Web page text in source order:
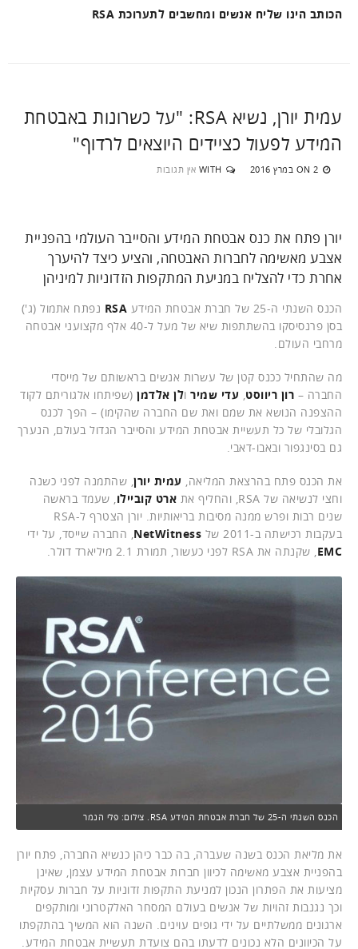
הכותב הינו שליח אנשים ומחשבים לתערוכת RSA
עמית יורן, נשיא RSA: "על כשרונות באבטחת
המידע לפעול כציידים היוצאים לרדוף"
ON 2 במרץ 2016 WITH אין תגובות
יורן פתח את כנס אבטחת המידע והסייבר העולמי בהפניית
אצבע מאשימה לחברות האבטחה, והציע כיצד להיערך
אחרת כדי להצליח במניעת המתקפות הזדוניות למיניהן
הכנס השנתי ה-25 של חברת אבטחת המידע RSA נפתח אתמול (ג')
בסן פרנסיסקו בהשתתפות שיא של מעל ל-40 אלף מקצועני אבטחה
מרחבי העולם.
מה שהתחיל ככנס קטן של עשרות אנשים בראשותם של מייסדי
החברה – רון ריווסט עדי שמיר ולן אלדמן (שפיתחו אלגוריתם לקוד
ההצפנה הנושא את שמם ואת שם החברה שהקימו) – הפך לכנס
הגלובלי של כל תעשיית אבטחת המידע והסייבר הגדול בעולם, הנערך
גם בסינגפור ובאבו-דאבי.
את הכנס פתח בהרצאת המליאה, עמית יורן , שהתמנה לפני כשנה
וחצי לנשיאה של RSA, והחליף את
ארט קוביילו , שעמד בראשה
שנים רבות ופרש ממנה מסיבות בריאותיות. יורן הצטרף ל-RSA
בעקבות רכישתה ב-2011 של
NetWitness , החברה שייסד, על ידי
EMC , שקנתה את RSA לפני כעשור, תמורת 2.1 מיליארד דולר.
הכנס השנתי ה-25 של חברת אבטחת המידע RSA. צילום: פלי הנמר
את מליאת הכנס בשנה שעברה, בה כבר כיהן כנשיא החברה, פתח יורן
בהפניית אצבע מאשימה לכיוון חברות אבטחת המידע עצמן, שאינן
מציעות את הפתרון הנכון למניעת התקפות זדוניות על חברות עסקיות
וכך נגנבות זהויות של אנשים בעולם המסחר האלקטרוני ומותקפים
ארגונים ממשלתיים על ידי גופים עוינים. השנה הוא המשיך בהתקפתו
על הכיוונים הלא נכונים לדעתו בהם צועדת תעשיית אבטחת המידע.